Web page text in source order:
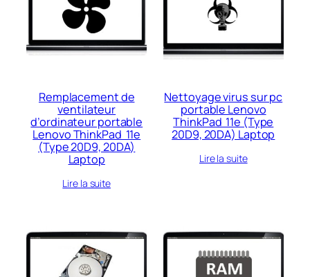
Remplacement de
ventilateur
d’ordinateur portable
Lenovo ThinkPad 11e
(Type 20D9, 20DA)
Laptop
Lire la suite
Nettoyage virus sur pc
portable Lenovo
ThinkPad 11e (Type
20D9, 20DA) Laptop
Lire la suite